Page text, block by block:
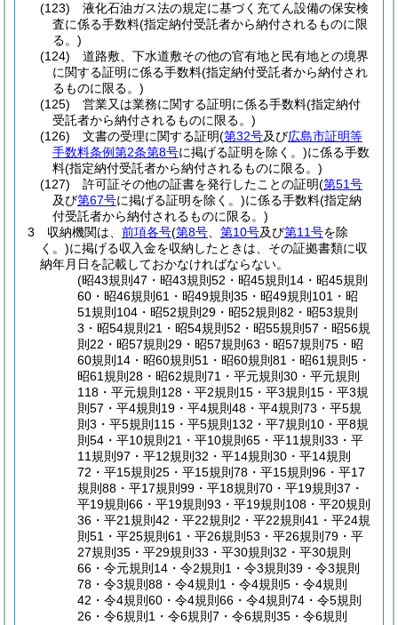
(123)
液化石油ガス法の規定に基づく充てん設備の保安検
査に係る手数料(指定納付受託者から納付されるものに限
る。)
(124)
道路敷、下水道敷その他の官有地と民有地との境界
に関する証明に係る手数料(指定納付受託者から納付され
るものに限る。)
(125)
営業又は業務に関する証明に係る手数料(指定納付
受託者から納付されるものに限る。)
(126)
文書の受理に関する証明(第32号及び広島市証明等
手数料条例第2条第8号に掲げる証明を除く。)に係る手数
料(指定納付受託者から納付されるものに限る。)
(127)
許可証その他の証書を発行したことの証明(第51号
及び第67号に掲げる証明を除く。)に係る手数料(指定納
付受託者から納付されるものに限る。)
3
収納機関は、 前項各号(第8号 第10号及び第11号を除
く。)に掲げる収入金を収納したときは、その証拠書類に収
納年月日を記載しておかなければならない。
(昭43規則47・昭43規則52・昭45規則14・昭45規則
60・昭46規則61・昭49規則35・昭49規則101・昭
51規則104・昭52規則29・昭52規則82・昭53規則
3・昭54規則21・昭54規則52・昭55規則57・昭56規
則22・昭57規則29・昭57規則63・昭57規則75・昭
60規則14・昭60規則51・昭60規則81・昭61規則5・
昭61規則28・昭62規則71・平元規則30・平元規則
118・平元規則128・平2規則15・平3規則15・平3規
則57・平4規則19・平4規則48・平4規則73・平5規
則3・平5規則115・平5規則132・平7規則10・平8規
則54・平10規則21・平10規則65・平11規則33・平
11規則97・平12規則32・平14規則30・平14規則
72・平15規則25・平15規則78・平15規則96・平17
規則88・平17規則99・平18規則70・平19規則37・
平19規則66・平19規則93・平19規則108・平20規則
36・平21規則42・平22規則2・平22規則41・平24規
則51・平25規則61・平26規則53・平26規則79・平
27規則35・平29規則33・平30規則32・平30規則
66・令元規則14・令2規則1・令3規則39・令3規則
78・令3規則88・令4規則1・令4規則5・令4規則
42・令4規則60・令4規則66・令4規則74・令5規則
26・令6規則1・令6規則7・令6規則35・令6規則